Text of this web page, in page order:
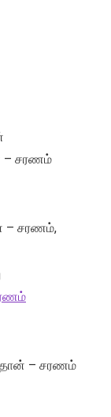
– சரணம்
– சரணம்,
– சரணம்